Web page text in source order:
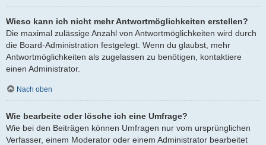
Wieso kann ich nicht mehr Antwortmöglichkeiten erstellen?
Die maximal zulässige Anzahl von Antwortmöglichkeiten wird durch
die Board-Administration festgelegt. Wenn du glaubst, mehr
Antwortmöglichkeiten als zugelassen zu benötigen, kontaktiere
einen Administrator.
Nach oben
Wie bearbeite oder lösche ich eine Umfrage?
Wie bei den Beiträgen können Umfragen nur vom ursprünglichen
Verfasser, einem Moderator oder einem Administrator bearbeitet